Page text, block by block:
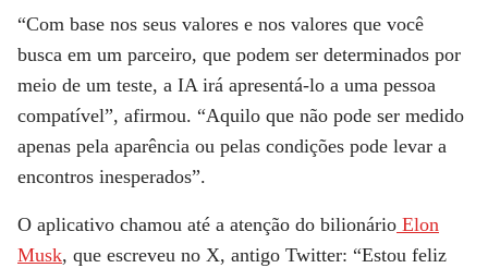
“Com base nos seus valores e nos valores que você
busca em um parceiro, que podem ser determinados por
meio de um teste, a IA irá apresentá-lo a uma pessoa
compatível”, afirmou. “Aquilo que não pode ser medido
apenas pela aparência ou pelas condições pode levar a
encontros inesperados”.
O aplicativo chamou até a atenção do bilionário Elon
Musk, que escreveu no X, antigo Twitter: “Estou feliz